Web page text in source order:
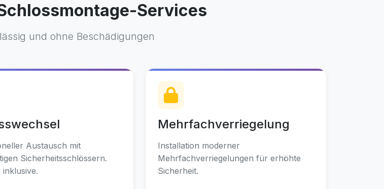
Services
und ohne Beschädigungen
Austausch mit
Sicherheitsschlössern.
inklusive.
Mehrfachverriegelung
Installation moderner
Mehrfachverriegelungen für erhöhte
Sicherheit.